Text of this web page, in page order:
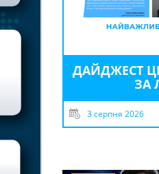
ДАЙДЖЕСТ
ЗА
3 серпня 2026